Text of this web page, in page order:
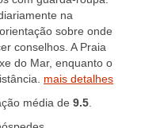
na
sobre onde
conselhos. A Praia
do Mar, enquanto o
mais detalhes
média de 9.5